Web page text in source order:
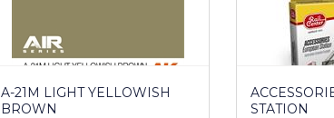
A-21M LIGHT YELLOWISH
BROWN
STATION